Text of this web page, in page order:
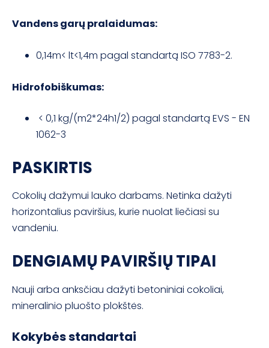
Vandens garų pralaidumas:
0,14m< lt<1,4m pagal standartą ISO 7783-2.
Hidrofobiškumas:
< 0,1 kg/(m2*24h1/2) pagal standartą EVS - EN
1062-3
PASKIRTIS
Cokolių dažymui lauko darbams. Netinka dažyti
horizontalius paviršius, kurie nuolat liečiasi su
vandeniu.
DENGIAMŲ PAVIRŠIŲ TIPAI
Nauji arba anksčiau dažyti betoniniai cokoliai,
mineralinio pluošto plokštės.
Kokybės standartai